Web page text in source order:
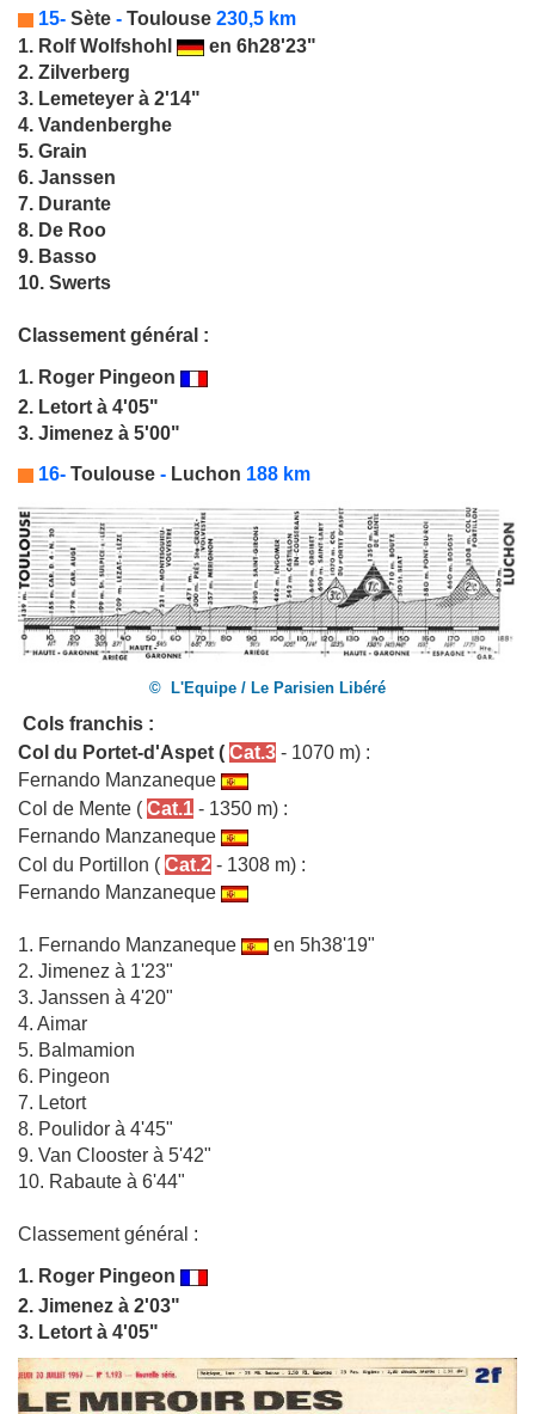
15- Sète - Toulouse 230,5 km
1. Rolf Wolfshohl
en 6h28'23"
2. Zilverberg
3. Lemeteyer à 2'14"
4. Vandenberghe
5. Grain
6. Janssen
7. Durante
8. De Roo
9. Basso
10. Swerts
Classement général :
1. Roger Pingeon
2. Letort à 4'05"
3. Jimenez à 5'00"
16- Toulouse - Luchon 188 km
© L'Equipe / Le Parisien Libéré
Cols franchis :
Col du Portet-d'Aspet ( Cat.3 - 1070 m) :
Fernando Manzaneque
Col de Mente ( Cat.1 - 1350 m) :
Fernando Manzaneque
Col du Portillon ( Cat.2 - 1308 m) :
Fernando Manzaneque
1. Fernando Manzaneque
en 5h38'19"
2. Jimenez à 1'23"
3. Janssen à 4'20"
4. Aimar
5. Balmamion
6. Pingeon
7. Letort
8. Poulidor à 4'45"
9. Van Clooster à 5'42"
10. Rabaute à 6'44"
Classement général :
1. Roger Pingeon
2. Jimenez à 2'03"
3. Letort à 4'05"